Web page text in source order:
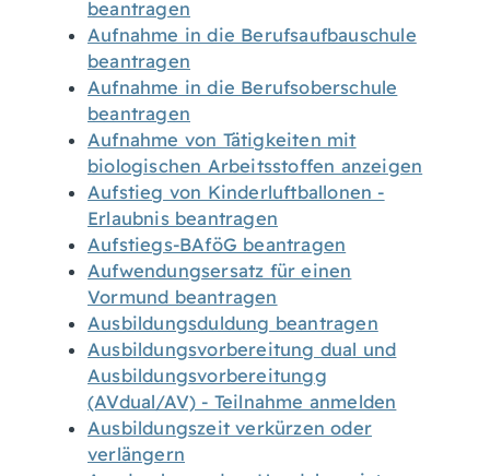
beantragen
Aufnahme in die Berufsaufbauschule
beantragen
Aufnahme in die Berufsoberschule
beantragen
Aufnahme von Tätigkeiten mit
biologischen Arbeitsstoffen anzeigen
Aufstieg von Kinderluftballonen -
Erlaubnis beantragen
Aufstiegs-BAföG beantragen
Aufwendungsersatz für einen
Vormund beantragen
Ausbildungsduldung beantragen
Ausbildungsvorbereitung dual und
Ausbildungsvorbereitungg
(AVdual/AV) - Teilnahme anmelden
Ausbildungszeit verkürzen oder
verlängern